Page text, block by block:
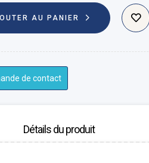
AU PANIER
de contact
Détails du produit